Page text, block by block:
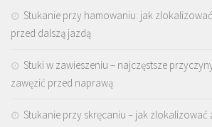
Stukanie przy hamowaniu: jak
przed dalszą jazdą
Stuki w zawieszeniu – najczęstsze
zawęzić przed naprawą
Stukanie przy skręcaniu – jak zlokalizować